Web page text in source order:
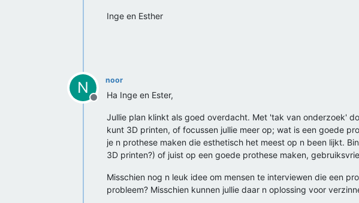
Inge en Esther
N
Offline
noor
Ha Inge en Ester,
Jullie plan klinkt als goed overdacht. Met 'tak van onderzoek'
kunt 3D printen, of focussen jullie meer op; wat is een goede
je n prothese maken die esthetisch het meest op n been lijkt.
3D printen?) of juist op een goede prothese maken,
Misschien nog n leuk idee om mensen te interviewen die een
probleem? Misschien kunnen jullie daar n oplossing voor